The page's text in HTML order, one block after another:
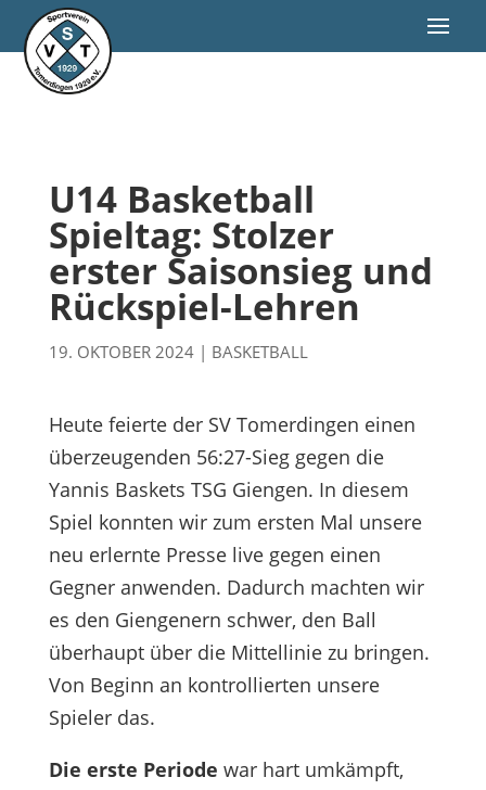
U14 Basketball
Spieltag: Stolzer
erster Saisonsieg und
Rückspiel-Lehren
19. OKTOBER 2024| BASKETBALL
Heute feierte der SV Tomerdingen einen
überzeugenden 56:27-Sieg gegen die
Yannis Baskets TSG Giengen. In diesem
Spiel konnten wir zum ersten Mal unsere
neu erlernte Presse live gegen einen
Gegner anwenden. Dadurch machten wir
es den Giengenern schwer, den Ball
überhaupt über die Mittellinie zu bringen.
Von Beginn an kontrollierten unsere
Spieler das.
Die erste Periode war hart umkämpft,